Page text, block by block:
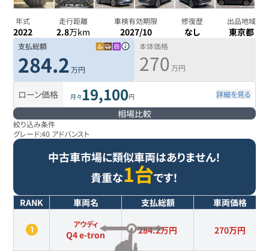
年式
2022
走行距離
2.8万km
車検有効期限
2027/10
修復歴
なし
出品地域
東京都
支払総額
284.2 万円
本体価格
270 万円
ローン価格 月々19,100円 詳細を見る
相場比較
絞り込み条件
グレード:40 アドバンスト
中古車市場に類似車両はありません！
貴重な1台です！
RANK 車両名 支払総額 車両価格
アウディ
Q4 e-tron 284.2万円 270万円